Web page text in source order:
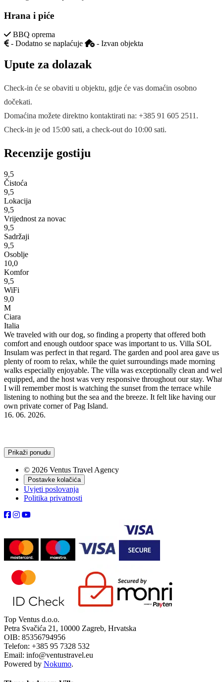
Hrana i piće
BBQ oprema
- Dodatno se naplaćuje
- Izvan objekta
Upute za dolazak
Check-in će se obaviti u objektu, gdje će vas domaćin osobno
dočekati.
Domaćina možete direktno kontaktirati na: +385 91 605 2511.
Check-in je od 15:00 sati, a check-out do 10:00 sati.
Recenzije gostiju
9,5
Čistoća
9,5
Lokacija
9,5
Vrijednost za novac
9,5
Sadržaji
9,5
Osoblje
10,0
Komfor
9,5
WiFi
9,0
M
Ciara
Italia
We traveled with our dog, so finding a property that offered both
comfort and enough outdoor space was important to us. Villa SOL
Insulam was perfect in that regard. The garden and pool area gave us
plenty of room to relax, while the quiet surroundings made morning
walks especially enjoyable. The villa was exceptionally clean and
equipped, and the host was very responsive throughout our stay.
I will remember most is watching the sunset from the terrace while
listening to nothing but the sea and the breeze. It felt like having our
own private corner of Pag Island.
16. 06. 2026.
Prikaži ponudu
© 2026 Ventus Travel Agency
Postavke kolačića
Uvjeti poslovanja
Politika privatnosti
Top Ventus d.o.o.
Petra Svačića 21, 10000 Zagreb, Hrvatska
OIB: 85356794956
Telefon: +385 95 7328 532
Email: info@ventustravel.eu
Powered by Nokumo.